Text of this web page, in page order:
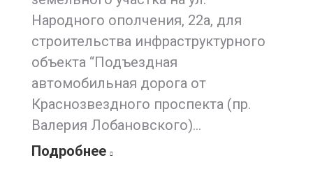
Народного ополчения, 22а, для
строительства инфраструктурного
объекта “Подъездная
автомобильная дорога от
Краснозвездного проспекта (пр.
Валерия Лобановского)…
Подробнее